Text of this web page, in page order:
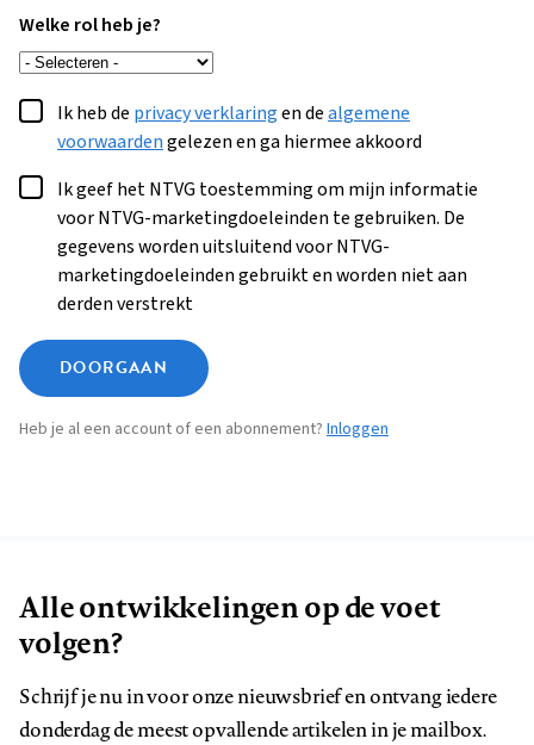
Welke rol heb je?
Ik heb de privacy verklaringen dealgemene
voorwaardengelezen en ga hiermee akkoord
Ik geef het NTVG toestemming om mijn informatie
voor NTVG-marketingdoeleinden te gebruiken. De
gegevens worden uitsluitend voor NTVG-
marketingdoeleinden gebruikt en worden niet aan
derden verstrekt
DOORGAAN
Heb je al een account of een abonnement? Inloggen
Alle ontwikkelingen op de voet
volgen?
Schrijf je nu in voor onze nieuwsbrief en ontvang iedere
donderdag de meest opvallende artikelen in je mailbox.